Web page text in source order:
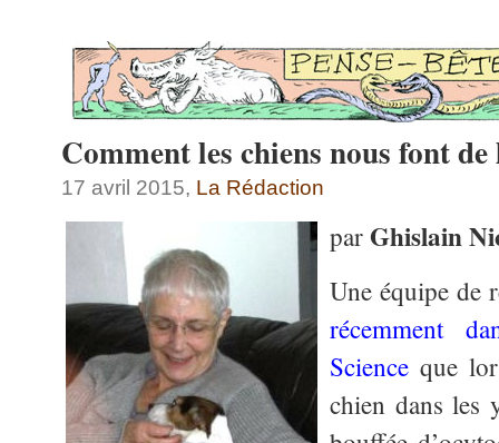
Comment les chiens nous font de
17 avril 2015, La Rédaction
parGhislain
Une équipe de
récemment
Science que
chien dans les